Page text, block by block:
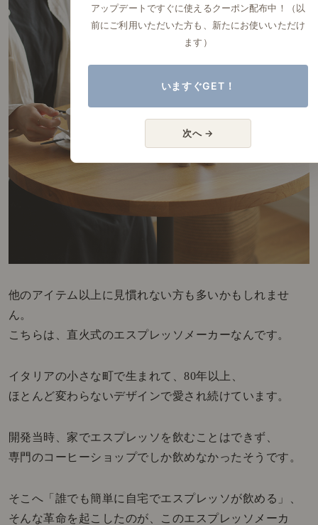
他のアイテム以上に見慣れない方も多いかもしれませ
ん。
こちらは、直火式のエスプレッソメーカーなんです。
イタリアの小さな町で生まれて、80年以上、
ほとんど変わらないデザインで愛され続けています。
開発当時、家でエスプレッソを飲むことはできず、
専門のコーヒーショップでしか飲めなかったそうです。
そこへ「誰でも簡単に自宅でエスプレッソが飲める」、
そんな革命を起こしたのが、このエスプレッソメーカ
アップデートですぐに使えるクーポン配布中！（以
前にご利用いただいた方も、新たにお使いいただけ
ます）
いますぐGET！
次へ →